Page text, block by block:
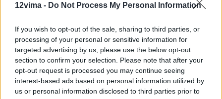
12vima - Do Not Process My Personal Information
If you wish to opt-out of the sale, sharing to third parties, or
processing of your personal or sensitive information for
targeted advertising by us, please use the below opt-out
section to confirm your selection. Please note that after your
opt-out request is processed you may continue seeing
interest-based ads based on personal information utilized by
us or personal information disclosed to third parties prior to